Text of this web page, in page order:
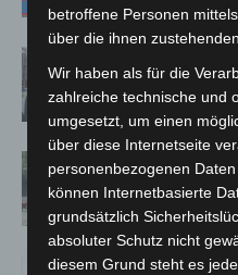
auf
Gasleitung
betroffene Personen
über die ihnen
Wir haben als für die
zahlreiche technische und
umgesetzt, um einen
über diese Internetseite
personenbezogenen
können Internetbasierte
grundsätzlich
absoluter Schutz nicht
diesem Grund steht es